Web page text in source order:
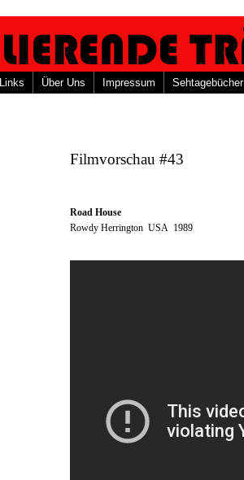
Links Über Uns Impressum Sehtagebücher
Filmvorschau #43
Road House
Rowdy Herrington USA 1989